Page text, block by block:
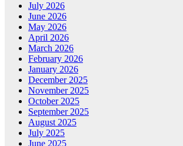
July 2026
June 2026
May 2026
April 2026
March 2026
February 2026
January 2026
December 2025
November 2025
October 2025
September 2025
August 2025
July 2025
June 2025